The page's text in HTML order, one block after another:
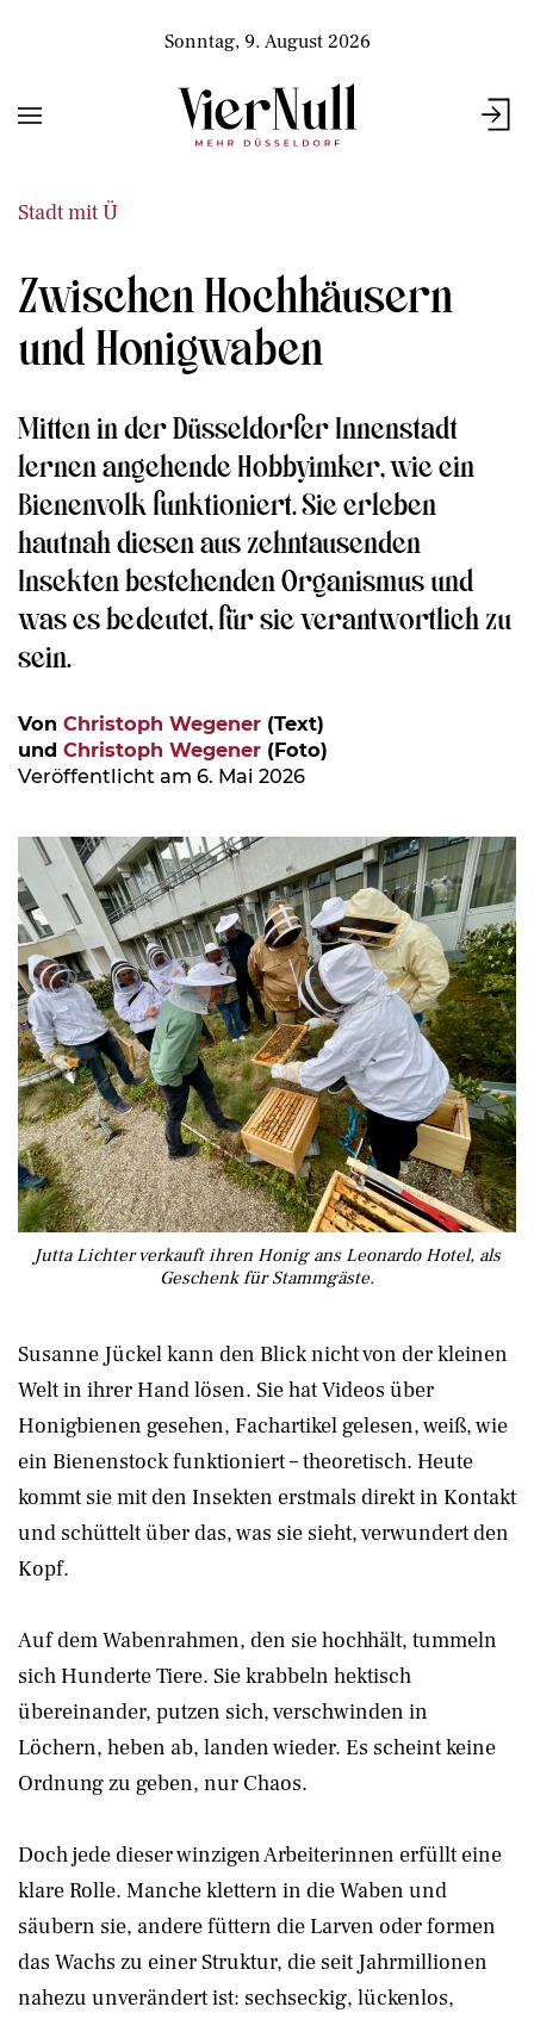
Sonntag, 9. August 2026
Stadt mit Ü
Zwischen Hochhäusern
und Honigwaben
Mitten in der Düsseldorfer Innenstadt
lernen angehende Hobbyimker, wie ein
Bienenvolk funktioniert. Sie erleben
hautnah diesen aus zehntausenden
Insekten bestehenden Organismus und
was es bedeutet, für sie verantwortlich zu
sein.
Von Christoph Wegener (Text)
und Christoph Wegener (Foto)
Veröffentlicht am 6. Mai 2026
Jutta Lichter verkauft ihren Honig ans Leonardo Hotel, als
Geschenk für Stammgäste.
Susanne Jückel kann den Blick nicht von der kleinen
Welt in ihrer Hand lösen. Sie hat Videos über
Honigbienen gesehen, Fachartikel gelesen, weiß, wie
ein Bienenstock funktioniert – theoretisch. Heute
kommt sie mit den Insekten erstmals direkt in Kontakt
und schüttelt über das, was sie sieht, verwundert den
Kopf.
Auf dem Wabenrahmen, den sie hochhält, tummeln
sich Hunderte Tiere. Sie krabbeln hektisch
übereinander, putzen sich, verschwinden in
Löchern, heben ab, landen wieder. Es scheint keine
Ordnung zu geben, nur Chaos.
Doch jede dieser winzigen Arbeiterinnen erfüllt eine
klare Rolle. Manche klettern in die Waben und
säubern sie, andere füttern die Larven oder formen
das Wachs zu einer Struktur, die seit Jahrmillionen
nahezu unverändert ist: sechseckig, lückenlos,